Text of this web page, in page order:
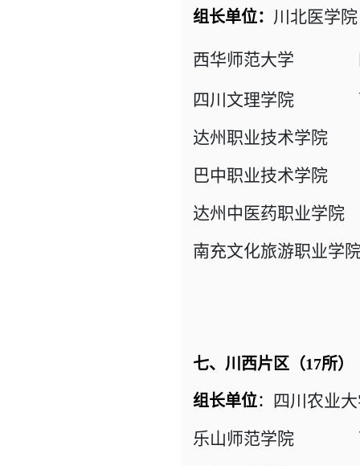
组长单位： 川北医学院
西华师范大学
四川文理学院 西
达州职业技术学院
巴中职业技术学院
达州中医药职业学
南充文化旅游职业
七、川西片区（17所）
组长单位： 四川农业
乐山师范学院